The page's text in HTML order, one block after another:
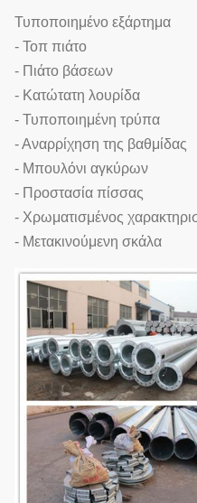
Τυποποιημένο εξάρτημα
- Τοπ πιάτο
- Πιάτο βάσεων
- Κατώτατη λουρίδα
- Τυποποιημένη τρύπα
- Αναρρίχηση της βαθμίδας
- Μπουλόνι αγκύρων
- Προστασία πίσσας
- Χρωματισμένος
- Μετακινούμενη σκάλα